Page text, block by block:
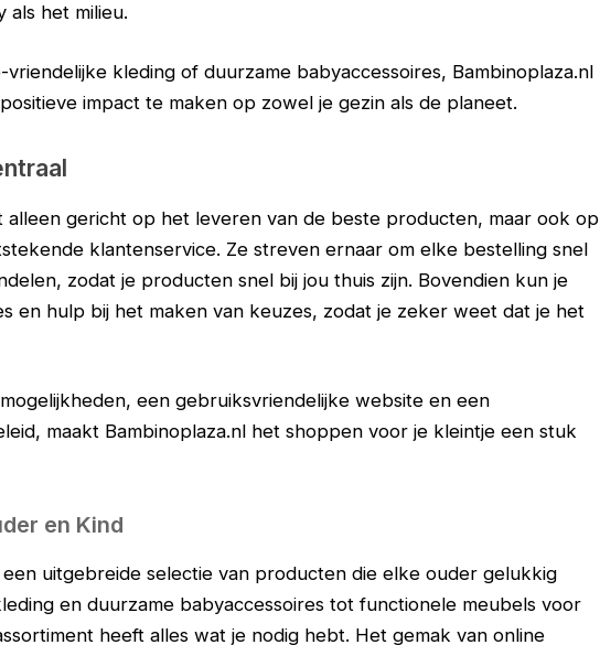
als het milieu.
kleding of duurzame babyaccessoires, Bambinoplaza.nl
impact te maken op zowel je gezin als de planeet.
alleen gericht op het leveren van de beste producten, maar ook op
klantenservice. Ze streven ernaar om elke bestelling snel
zodat je producten snel bij jou thuis zijn. Bovendien kun je
en hulp bij het maken van keuzes, zodat je zeker weet dat je het
een gebruiksvriendelijke website en een
maakt Bambinoplaza.nl het shoppen voor je kleintje een stuk
en Kind
een uitgebreide selectie van producten die elke ouder gelukkig
en duurzame babyaccessoires tot functionele meubels voor
heeft alles wat je nodig hebt. Het gemak van online